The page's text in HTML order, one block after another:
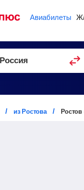
Авиабилеты
из Ростова